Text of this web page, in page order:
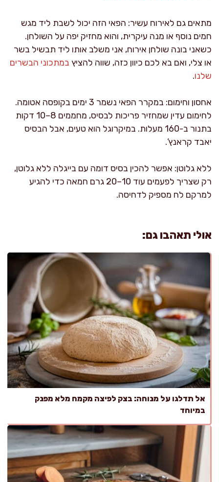
מתאים גם לאירוח עשיר: הפאי הזה יכול לשבת ליד מגש
חמים נוסף או מנה עיקרית, והוא מחזיק יפה על השולחן.
כשאני בונה שולחן אירוח, אני משלב אותו ליד תבשיל בשר
או צלי, ואם בא לכם כיוון כזה, שווה להציץ במתכוני הבשרים
שלנו.
אחסון וחימום: במקרר הפאי נשמר 3 ימים בקופסה אטומה.
לחימום עדין שמחזיר פריכות לבסיס, מחממים 8–10 דקות
בתנור ב-160 מעלות. במיקרוגל הוא טעים, אבל הבסיס
יאבד קראנץ’.
ללא גלוטן: אפשר להכין בסיס דומה עם בייגלה ללא גלוטן,
רק שצריך לפעמים עוד 10–20 גרם חמאה כדי להגיע
למרקם לח מספיק לדחיסה.
אולי תאהבו גם:
אל תדלגו על מנוחה: בצק לפיצה מקמח מלא מפנק
במיוחד